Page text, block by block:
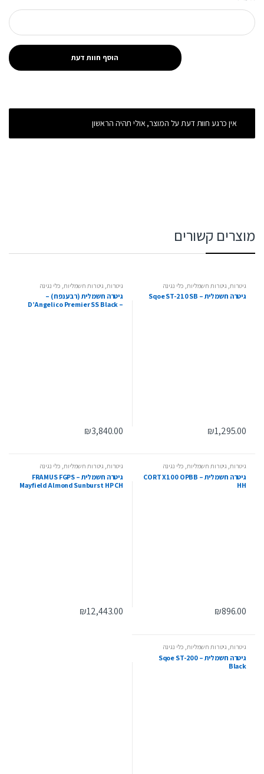
אין כרגע חוות דעת על המוצר, אולי תהיה הראשון
מוצרים קשורים
גיטרות גיטרות חשמליות כלי נגינה
גיטרה חשמלית – Sqoe ST-210 SB
₪1,295.00
גיטרות גיטרות חשמליות כלי נגינה
גיטרה חשמלית (רבע נפח) –
D’Angelico Premier SS Black –
₪3,840.00
גיטרות,גיטרות חשמליות, כלי נגינה
גיטרה חשמלית – CORT X100 OPBB
HH
₪896.00
גיטרות,גיטרות חשמליות, כלי נגינה
גיטרה חשמלית – FRAMUS FGPS
Mayfield Almond Sunburst HP CH
₪12,443.00
גיטרות,גיטרות חשמליות, כלי נגינה
גיטרה חשמלית – Sqoe ST-200
Black